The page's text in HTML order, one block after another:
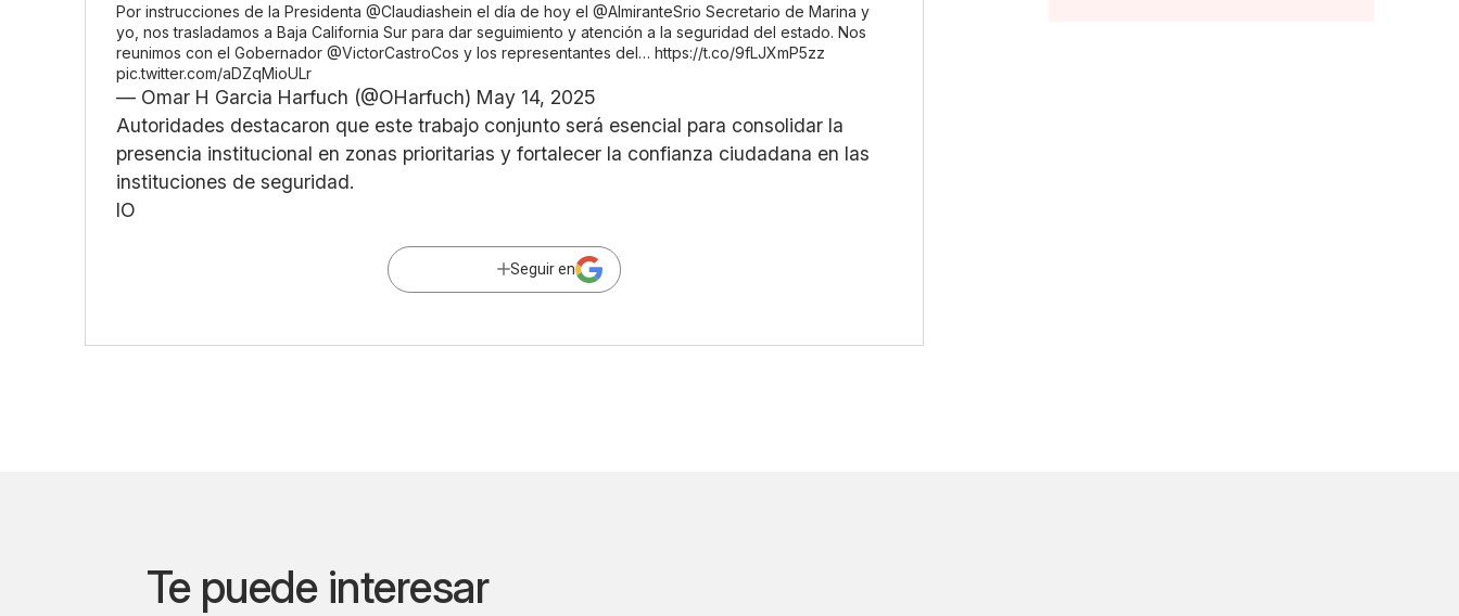
Por instrucciones de la Presidenta@Claudiashein el día de hoy el@AlmiranteSrio Secretario de Marina y
yo, nos trasladamos a Baja California Sur para dar seguimiento y atención a la seguridad del estado. Nos
reunimos con el Gobernador@VictorCastroCos y los representantes del…https://t.co/9fLJXmP5zz
pic.twitter.com/aDZqMioULr
— Omar H Garcia Harfuch (@OHarfuch) May 14, 2025
Autoridades destacaron que este trabajo conjunto será esencial para consolidar la
presencia institucional en zonas prioritarias y fortalecer la confianza ciudadana en las
instituciones de seguridad.
IO
Seguir en
Te puede interesar